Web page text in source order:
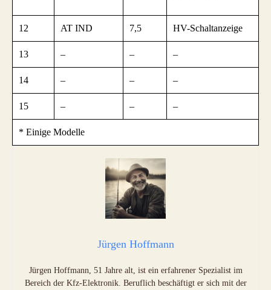
12 AT IND 7,5 HV-Schaltanzeige
13 – – –
14 – – –
15 – – –
* Einige Modelle
Jürgen Hoffmann
Jürgen Hoffmann, 51 Jahre alt, ist ein erfahrener Spezialist im
Bereich der Kfz-Elektronik. Beruflich beschäftigt er sich mit der